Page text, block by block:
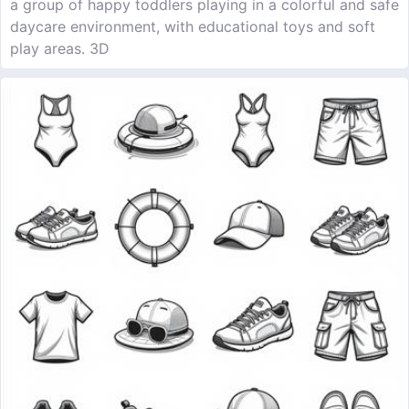
a group of happy toddlers playing in a colorful and safe
daycare environment, with educational toys and soft
play areas. 3D